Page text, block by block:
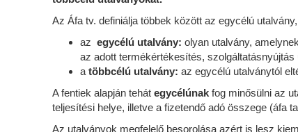
Az Áfa tv. definiálja többek között az egycélú
az egycélú utalvány: olyan utalvány,
az adott termékértékesítés, szolgáltatásnyújtás
a többcélú utalvány: az egycélú utalványtól
A fentiek alapján tehát egycélúnak fog minősülni az
teljesítési helye, illetve a fizetendő adó összege (áfa
Az utalványok megfelelő besorolása azért is lesz